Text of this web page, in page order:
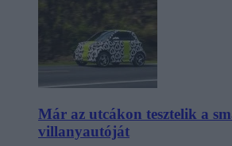
Már az utcákon tesztelik a
villanyautóját